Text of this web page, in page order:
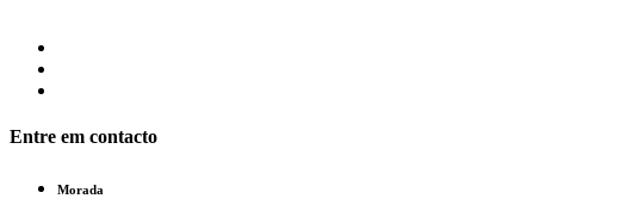
Entre em contacto
Morada